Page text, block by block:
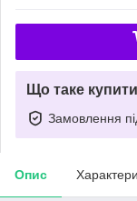
Що таке
Замовлення
Опис